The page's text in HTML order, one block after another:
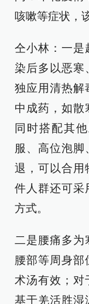
咳嗽等症状，
仝小林：一是
染后多以恶寒
独应用清热解
中成药，如散
同时搭配其
服、高位泡脚
退，可以合用
件人群还可采
方式。
二是腰痛多为
腰部等周身部
术汤有效；对
基于羌活胜湿